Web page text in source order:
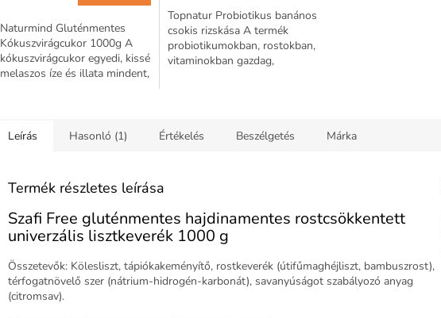
Naturmind Gluténmentes
Kókuszvirágcukor 1000g A
kókuszvirágcukor egyedi, kissé
melaszos íze és illata mindent,
Topnatur Probiotikus banános
csokis rizskása A termék
probiotikumokban, rostokban,
vitaminokban gazdag,
Leírás Hasonló (1) Értékelés Beszélgetés Márka
Termék részletes leírása
Szafi Free gluténmentes hajdinamentes rostcsökkentett
univerzális lisztkeverék 1000 g
Összetevők: Kölesliszt, tápiókakeményítő, rostkeverék (útifűmaghéjliszt, bambuszrost),
térfogatnövelő szer (nátrium-hidrogén-karbonát), savanyúságot szabályozó anyag
(citromsav).